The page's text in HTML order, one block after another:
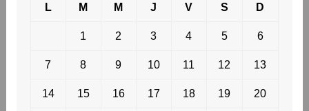
L M M J V S D
1 2 3 4 5 6
7 8 9 10 11 12 13
14 15 16 17 18 19 20